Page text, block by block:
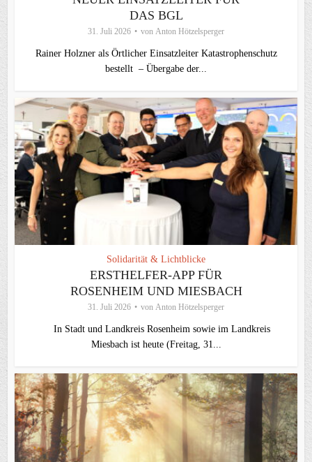
DAS BGL
31. Juli 2026 von Anton Hötzelsperger
Rainer Holzner als Örtlicher Einsatzleiter Katastrophenschutz
bestellt – Übergabe der...
Solidarität & Lichtblicke
ERSTHELFER-APP FÜR
ROSENHEIM UND MIESBACH
31. Juli 2026 von Anton Hötzelsperger
In Stadt und Landkreis Rosenheim sowie im Landkreis
Miesbach ist heute (Freitag, 31...